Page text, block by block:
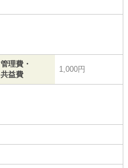
管理費・
共益費
1,000円